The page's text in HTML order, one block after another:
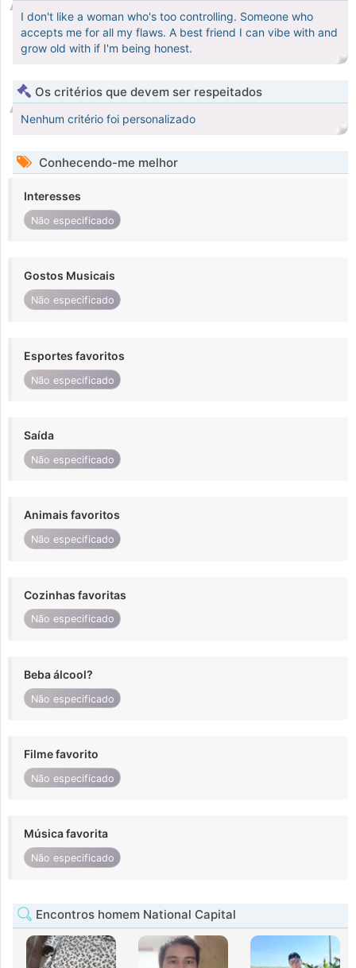
I don't like a woman who's too controlling. Someone who
accepts me for all my flaws. A best friend I can vibe with and
grow old with if I'm being honest.
Os critérios que devem ser respeitados
Nenhum critério foi personalizado
Conhecendo-me melhor
Interesses
Não especificado
Gostos Musicais
Não especificado
Esportes favoritos
Não especificado
Saída
Não especificado
Animais favoritos
Não especificado
Cozinhas favoritas
Não especificado
Beba álcool?
Não especificado
Filme favorito
Não especificado
Música favorita
Não especificado
Encontros homem National Capital